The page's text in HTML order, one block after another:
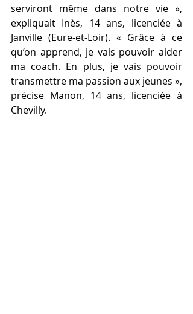
serviront même dans notre vie »,
expliquait Inès, 14 ans, licenciée à
Janville (Eure-et-Loir). « Grâce à ce
qu’on apprend, je vais pouvoir aider
ma coach. En plus, je vais pouvoir
transmettre ma passion aux jeunes »,
précise Manon, 14 ans, licenciée à
Chevilly.